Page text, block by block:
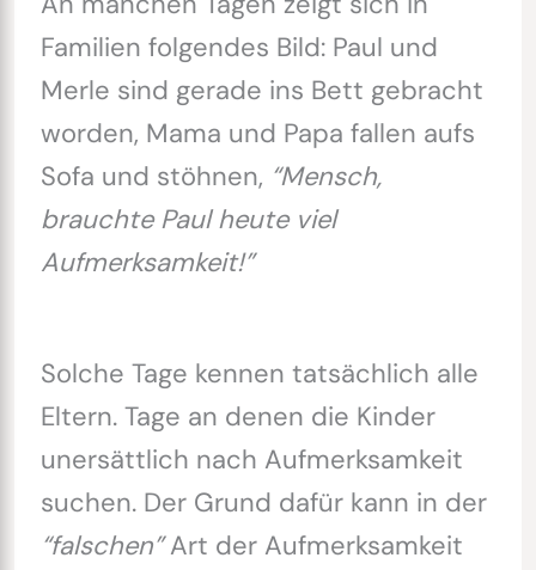
Familien folgendes Bild: Paul und
Merle sind gerade ins Bett gebracht
worden, Mama und Papa fallen aufs
Sofa und stöhnen, “Mensch,
brauchte Paul heute viel
Aufmerksamkeit!”
Solche Tage kennen tatsächlich alle
Eltern. Tage an denen die Kinder
unersättlich nach Aufmerksamkeit
suchen. Der Grund dafür kann in der
“falschen”Art der Aufmerksamkeit